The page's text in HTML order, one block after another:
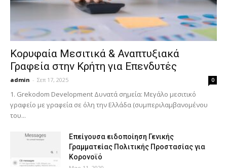
Κορυφαία Μεσιτικά & Αναπτυξιακά
Γραφεία στην Κρήτη για Επενδυτές
admin - Σεπ 17, 2025 0
1. Grekodom Development Δυνατά σημεία: Μεγάλο μεσιτικό
γραφείο με γραφεία σε όλη την Ελλάδα (συμπεριλαμβανομένου
του...
Επείγουσα ειδοποίηση Γενικής
Γραμματείας Πολιτικής Προστασίας για
Κορονοϊό